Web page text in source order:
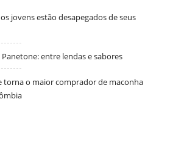
jovens estão desapegados de seus
Panetone: entre lendas e sabores
torna o maior comprador de maconha